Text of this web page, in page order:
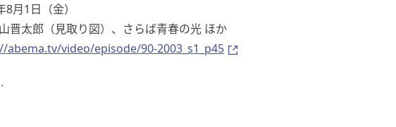
8月1日（金）
晋太郎（見取り図）、さらば青春の光 ほか
abema.tv/video/episode/90-2003_s1_p45